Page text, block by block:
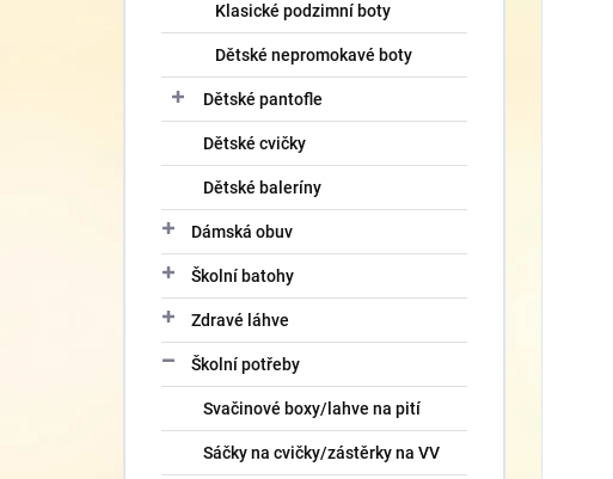
Klasické podzimní boty
Dětské nepromokavé boty
Dětské pantofle
Dětské cvičky
Dětské baleríny
Dámská obuv
Školní batohy
Zdravé láhve
Školní potřeby
Svačinové boxy/lahve na pití
Sáčky na cvičky/zástěrky na VV